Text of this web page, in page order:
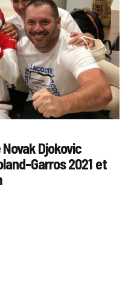
Djokovic
Garros 2021 et